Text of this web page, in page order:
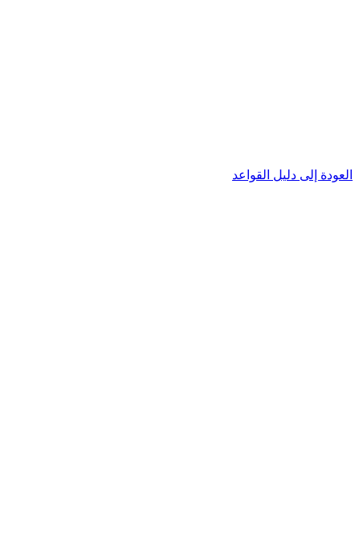
العودة إلى دليل القواعد